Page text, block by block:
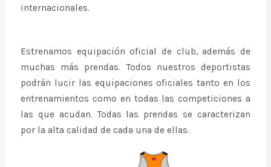
internacionales.
Estrenamos equipación oficial de club, además de
muchas más prendas. Todos nuestros deportistas
podrán lucir las equipaciones oficiales tanto en los
entrenamientos como en todas las competiciones a
las que acudan. Todas las prendas se caracterizan
por la alta calidad de cada una de ellas.